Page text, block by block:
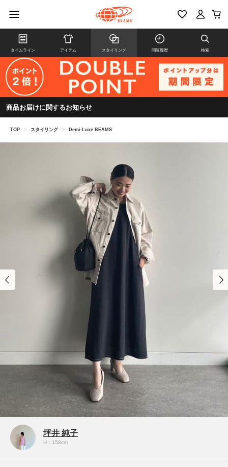
タイムライン アイテム スタイリング 閲覧履歴 検索
商品お届けに関するお知らせ
TOP > スタイリング > Demi-Luxe BEAMS
坪井 純子
H：158cm